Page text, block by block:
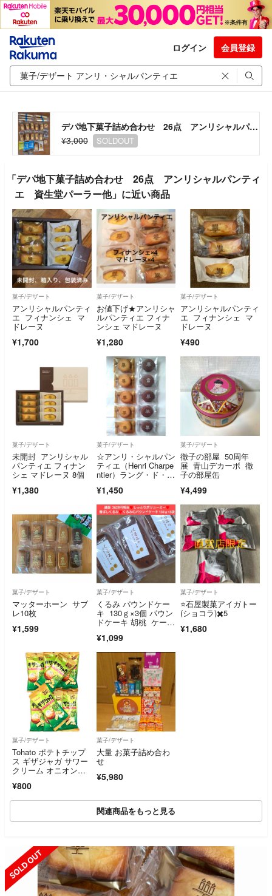
ログイン 会員登録
デパ地下菓子詰め合わせ 26点 アンリシャルパンティエ 資生堂パーラー他
¥3,000
SOLDOUT
「デパ地下菓子詰め合わせ 26点 アンリシャルパンティ
エ 資生堂パーラー他」に近い商品
菓子/デザート
アンリシャルパンティ
エ フィナンシェ マ
ドレーヌ
¥1,700
菓子/デザート
お値下げ★アンリシャ
ルパンティエ フィナ
ンシェ マドレーヌ
¥1,280
菓子/デザート
アンリシャルパンティ
エ フィナンシェ マ
ドレーヌ
¥490
菓子/デザート
未開封 アンリシャル
パンティエ フィナン
シェ マドレーヌ 8個
¥1,380
菓子/デザート
☆アンリ・シャルパン
ティエ（Henri Charpe
ntier）ラング・ド・シ
個】
¥1,450
菓子/デザート
徹子の部屋 50周年
展 青山デカーボ 徹
子の部屋缶
¥4,499
菓子/デザート
マッターホーン サブ
レ10枚
¥1,599
菓子/デザート
くるみ パウンドケー
キ 130ｇ×3個 パウン
ドケーキ 胡桃 ケー
¥1,099
菓子/デザート
⭐️石屋製菓アイガトー
(ショコラ)✖️5
¥1,680
菓子/デザート
Tohato ポテトチップ
ス ギザジャガ サワー
クリーム オニオン
サイズ 手軽 スナッ
ク菓子 濃いうま
¥800
菓子/デザート
大量 お菓子詰め合わ
せ
¥5,980
関連商品をもっと見る
SOLD OUT